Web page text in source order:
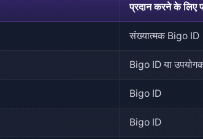
प्रदान करने के लिए
संख्यात्मक Bigo ID
Bigo ID या
Bigo ID
Bigo ID